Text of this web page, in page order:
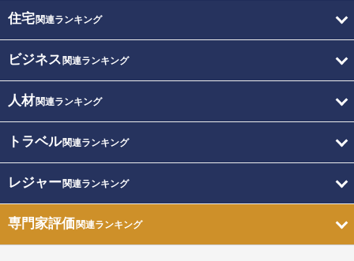
住宅関連ランキング
ビジネス 関連ランキング
人材関連ランキング
トラベル関連ランキング
レジャー関連ランキング
専門家評価関連ランキング